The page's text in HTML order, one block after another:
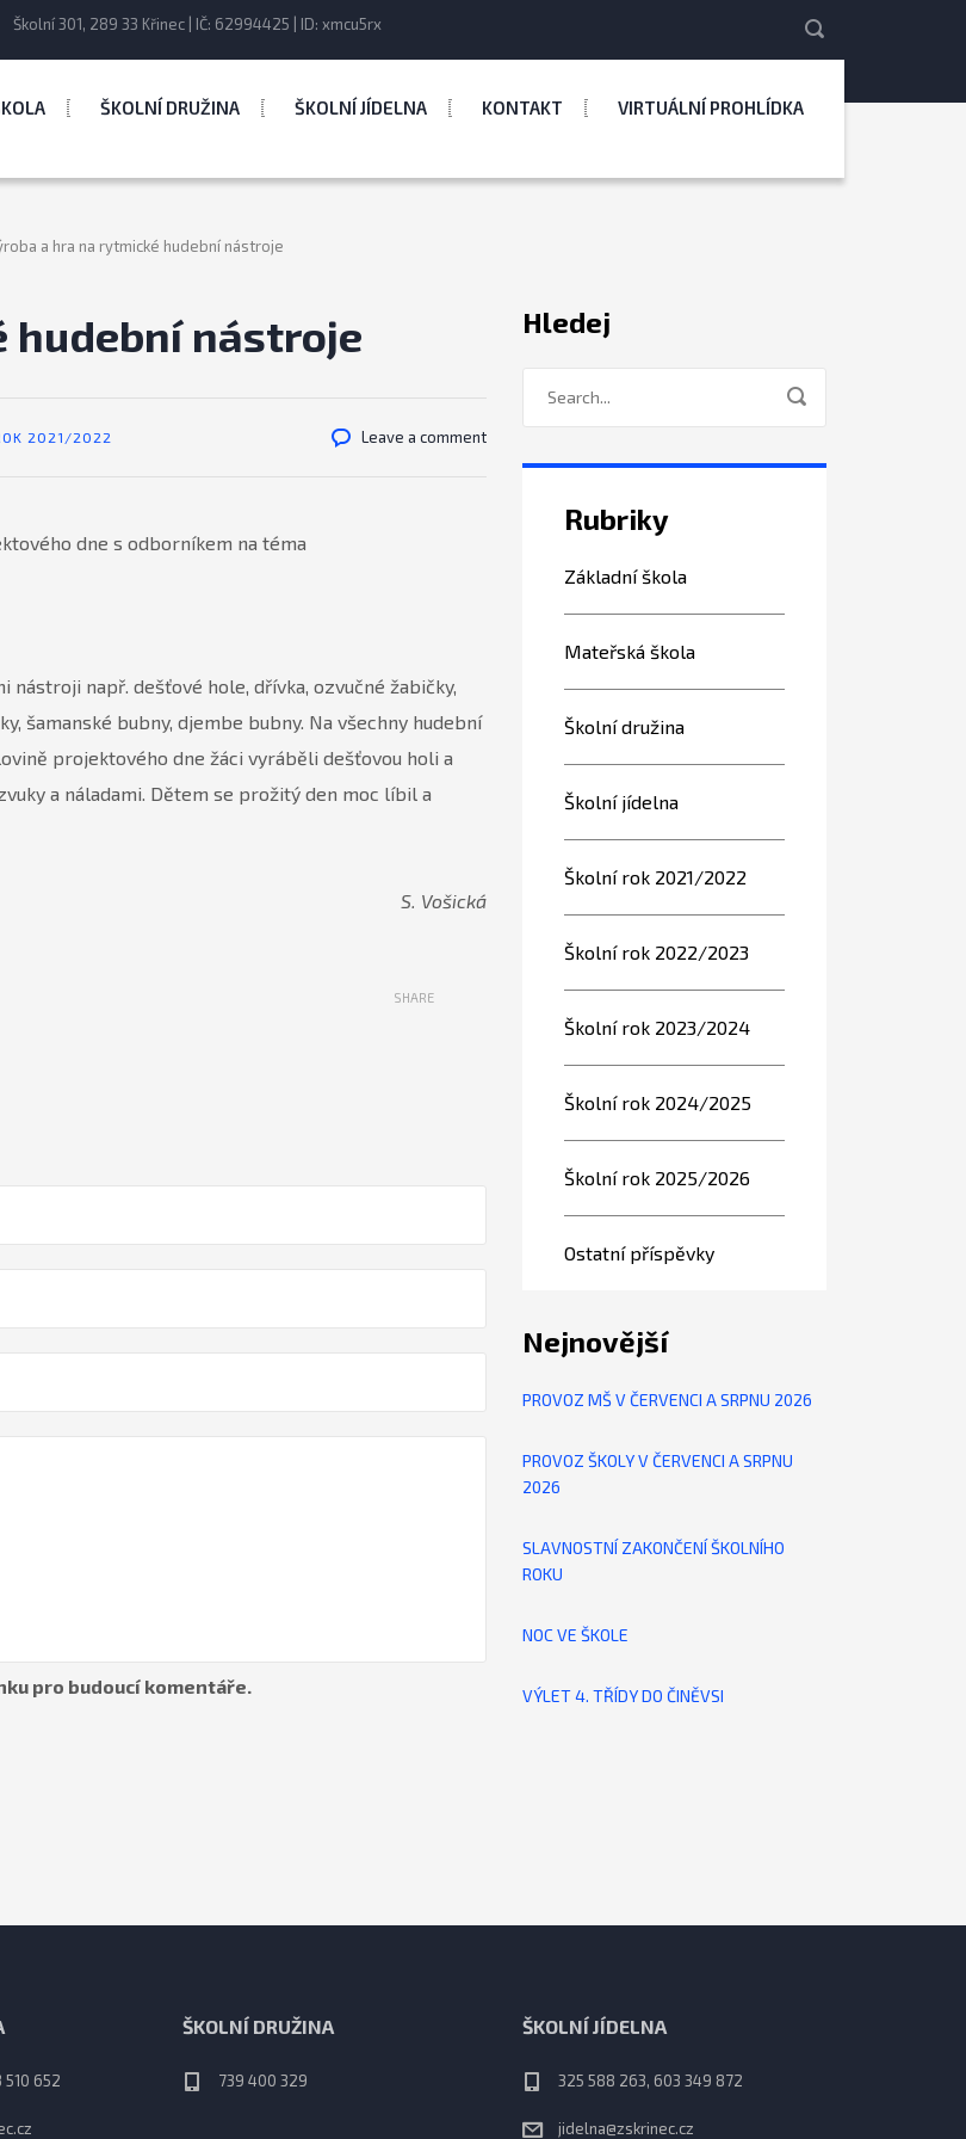
Školní 301, 289 33 Křinec | IČ: 62994425 | ID: xmcu5rx
ŠKOLNÍ DRUŽINA ŠKOLNÍ JÍDELNA KONTAKT VIRTUÁLNÍ PROHLÍDKA
a hra na rytmické hudební nástroje
hudební nástroje
2021/2022 Leave a comment
dne s odborníkem na téma
např. dešťové hole, dřívka, ozvučné žabičky,
šamanské bubny, djembe bubny. Na všechny hudební
projektového dne žáci vyráběli dešťovou holi a
a náladami. Dětem se prožitý den moc líbil a
S. Vošická
SHARE
pro budoucí komentáře.
Hledej
Rubriky
Základní škola
Mateřská škola
Školní družina
Školní jídelna
Školní rok 2021/2022
Školní rok 2022/2023
Školní rok 2023/2024
Školní rok 2024/2025
Školní rok 2025/2026
Ostatní příspěvky
Nejnovější
PROVOZ MŠ V ČERVENCI A SRPNU 2026
PROVOZ ŠKOLY V ČERVENCI A SRPNU
2026
SLAVNOSTNÍ ZAKONČENÍ ŠKOLNÍHO
ROKU
NOC VE ŠKOLE
VÝLET 4. TŘÍDY DO ČINĚVSI
652
ŠKOLNÍ DRUŽINA
739 400 329
ŠKOLNÍ JÍDELNA
325 588 263, 603 349 872
jidelna@zskrinec.cz